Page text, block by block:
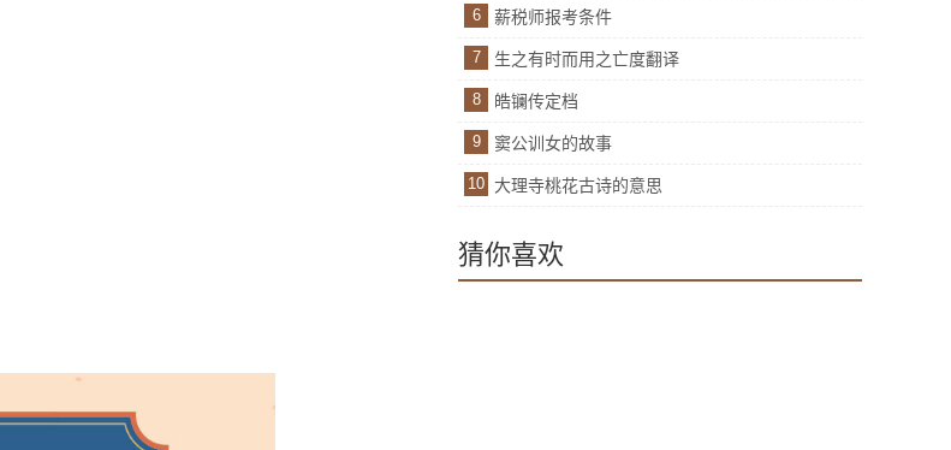
6 薪税师报考条件
7 生之有时而用之亡度翻译
8 皓镧传定档
9 窦公训女的故事
10 大理寺桃花古诗的意思
猜你喜欢